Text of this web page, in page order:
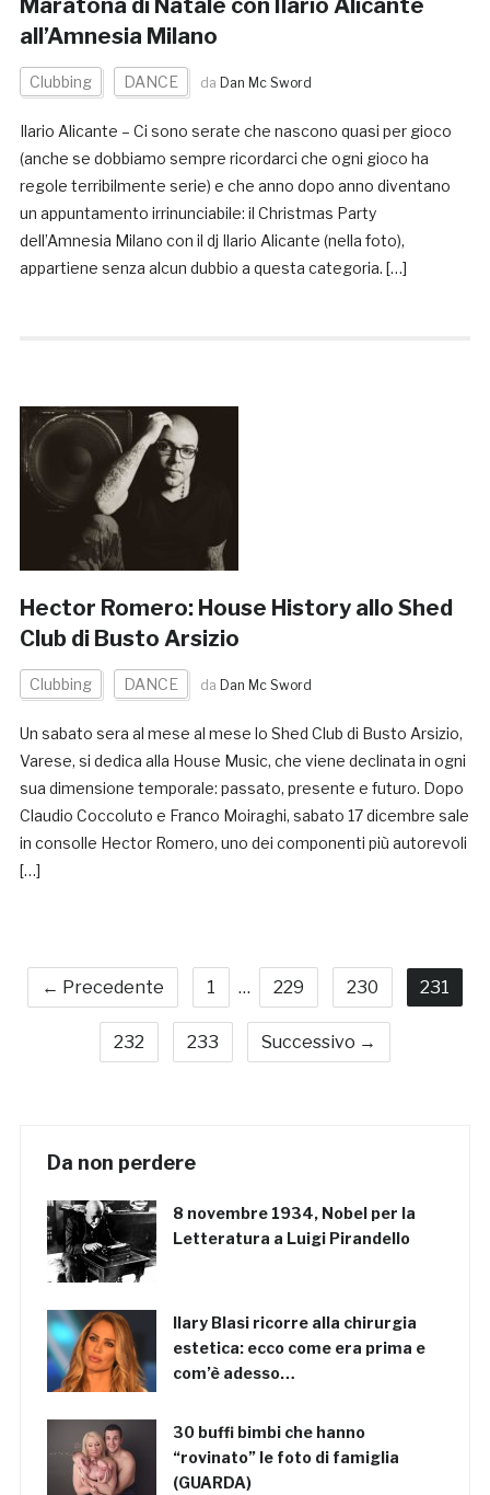
Maratona di Natale con Ilario Alicante
all’Amnesia Milano
Clubbing DANCE da Dan Mc Sword
Ilario Alicante – Ci sono serate che nascono quasi per gioco
(anche se dobbiamo sempre ricordarci che ogni gioco ha
regole terribilmente serie) e che anno dopo anno diventano
un appuntamento irrinunciabile: il Christmas Party
dell’Amnesia Milano con il dj Ilario Alicante (nella foto),
appartiene senza alcun dubbio a questa categoria. […]
Hector Romero: House History allo Shed
Club di Busto Arsizio
Clubbing DANCE da Dan Mc Sword
Un sabato sera al mese al mese lo Shed Club di Busto Arsizio,
Varese, si dedica alla House Music, che viene declinata in ogni
sua dimensione temporale: passato, presente e futuro. Dopo
Claudio Coccoluto e Franco Moiraghi, sabato 17 dicembre sale
in consolle Hector Romero, uno dei componenti più autorevoli
[…]
← Precedente 1 … 229 230 231
232 233 Successivo →
Da non perdere
8 novembre 1934, Nobel per la
Letteratura a Luigi Pirandello
Ilary Blasi ricorre alla chirurgia
estetica: ecco come era prima e
com’è adesso…
30 buffi bimbi che hanno
“rovinato” le foto di famiglia
(GUARDA)